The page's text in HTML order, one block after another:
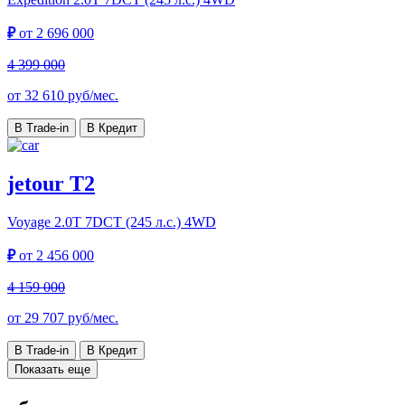
₽от 2 696 000
4 399 000
от 32 610 руб/мес.
В Trade-in В Кредит
jetour T2
Voyage 2.0T 7DCT (245 л.с.) 4WD
₽от 2 456 000
4 159 000
от 29 707 руб/мес.
В Trade-in
В Кредит
Показать еще